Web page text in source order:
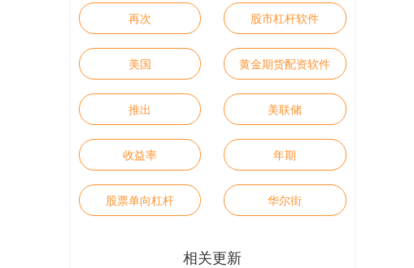
再次 股市杠杆软件
美国 黄金期货配资软件
推出 美联储
收益率 年期
股票单向杠杆 华尔街
相关更新